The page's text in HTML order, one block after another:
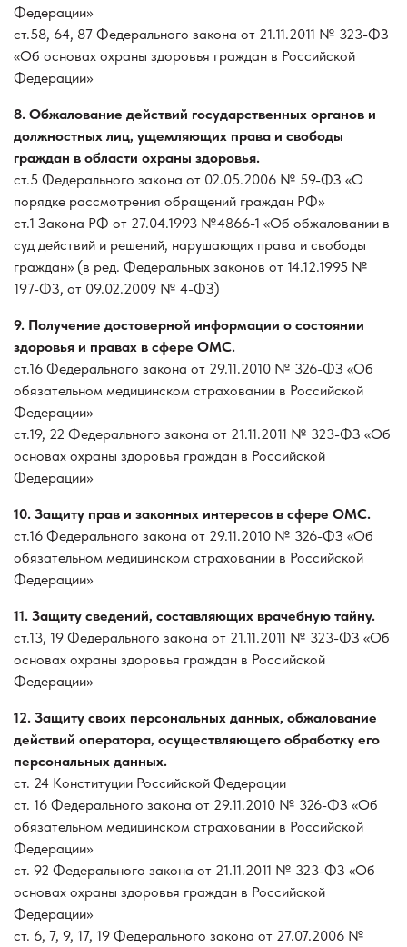
Федерации»
ст.58, 64, 87 Федерального закона от 21.11.2011 № 323-ФЗ
«Об основах охраны здоровья граждан в Российской
Федерации»
8. Обжалование действий государственных органов и
должностных лиц, ущемляющих права и свободы
граждан в области охраны здоровья.
ст.5 Федерального закона от 02.05.2006 № 59-ФЗ «О
порядке рассмотрения обращений граждан РФ»
ст.1 Закона РФ от 27.04.1993 №4866-1 «Об обжаловании в
суд действий и решений, нарушающих права и свободы
граждан» (в ред. Федеральных законов от 14.12.1995 №
197-ФЗ, от 09.02.2009 № 4-ФЗ)
9. Получение достоверной информации о состоянии
здоровья и правах в сфере ОМС.
ст.16 Федерального закона от 29.11.2010 № 326-ФЗ «Об
обязательном медицинском страховании в Российской
Федерации»
ст.19, 22 Федерального закона от 21.11.2011 № 323-ФЗ «Об
основах охраны здоровья граждан в Российской
Федерации»
10. Защиту прав и законных интересов в сфере ОМС.
ст.16 Федерального закона от 29.11.2010 № 326-ФЗ «Об
обязательном медицинском страховании в Российской
Федерации»
11. Защиту сведений, составляющих врачебную тайну.
ст.13, 19 Федерального закона от 21.11.2011 № 323-ФЗ «Об
основах охраны здоровья граждан в Российской
Федерации»
12. Защиту своих персональных данных, обжалование
действий оператора, осуществляющего обработку его
персональных данных.
ст. 24 Конституции Российской Федерации
ст. 16 Федерального закона от 29.11.2010 № 326-ФЗ «Об
обязательном медицинском страховании в Российской
Федерации»
ст. 92 Федерального закона от 21.11.2011 № 323-ФЗ «Об
основах охраны здоровья граждан в Российской
Федерации»
ст. 6, 7, 9, 17, 19 Федерального закона от 27.07.2006 №